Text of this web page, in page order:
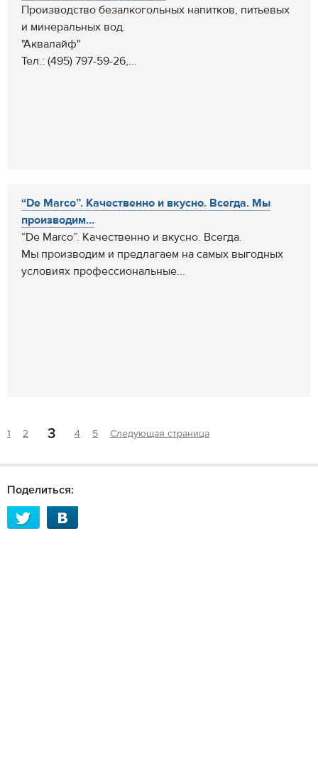
Производство безалкогольных напитков, питьевых
и минеральных вод.
"Аквалайф"
Тел.: (495) 797-59-26,...
“De Marco”. Качественно и вкусно. Всегда. Мы
производим...
“De Marco”. Качественно и вкусно. Всегда.
Мы производим и предлагаем на самых выгодных
условиях профессиональные...
1 2 3 4 5 Следующая страница
Поделиться: